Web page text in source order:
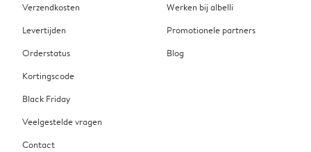
Verzendkosten
Levertijden
Orderstatus
Kortingscode
Black Friday
Veelgestelde vragen
Contact
Werken bij albelli
Promotionele partners
Blog